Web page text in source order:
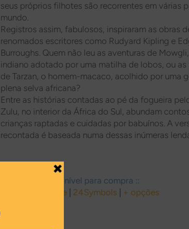
seus próprios filhotes são recorrentes em várias
mundo.
Registros assim, fabulosos, inspiraram as obras
renomados escritores como Rudyard Kipling e
Burroughs. Quem não leu as aventuras de
indiano adotado por uma matilha de lobos, ou as
de Tarzan, o homem-macaco, acolhido por uma
plena selva africana?
Entre as histórias contadas ao pé da fogueira
Zulu, no interior da África do Sul, abundam
crianças raptadas e cuidadas por babuínos. A
recontada é baseada numa dessas inúmeras
E-book disponível para compra ::
Google 24Symbols + opções